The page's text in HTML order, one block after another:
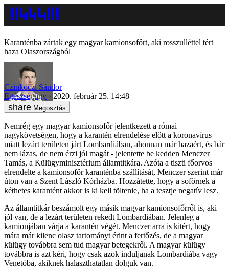
Karanténba zártak egy magyar kamionsofőrt, aki rosszulléttel tért
haza Olaszországból
Czinkóczi Sándor
Egészségügy
2020. február 25. 14:48
Megosztás
Nemrég egy magyar kamionsofőr jelentkezett a római
nagykövetségen, hogy a karantén elrendelése előtt a koronavírus
miatt lezárt területen járt Lombardiában, ahonnan már hazaért, és bár
nem lázas, de nem érzi jól magát - jelentette be kedden Menczer
Tamás, a Külügyminisztérium államtitkára. Azóta a tiszti főorvos
elrendelte a kamionsofőr karanténba szállítását, Menczer szerint már
úton van a Szent László Kórházba. Hozzátette, hogy a sofőrnek a
kéthetes karantént akkor is ki kell töltenie, ha a tesztje negatív lesz.
Az államtitkár beszámolt egy másik magyar kamionsofőrről is, aki
jól van, de a lezárt területen rekedt Lombardiában. Jelenleg a
kamionjában várja a karantén végét. Menczer arra is kitért, hogy
mára már kilenc olasz tartományt érint a fertőzés, de a magyar
külügy továbbra sem tud magyar betegekről. A magyar külügy
továbbra is azt kéri, hogy csak azok induljanak Lombardiába vagy
Venetóba, akiknek halaszthatatlan dolguk van.